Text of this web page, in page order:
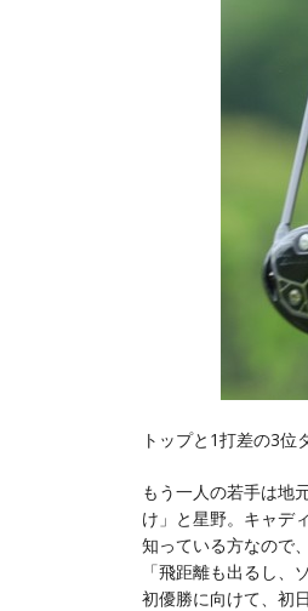
トップと1打差の3位
もう一人の若手は地
け」と星野。キャデ
知っている方なので
「飛距離も出るし
初優勝に向けて、初